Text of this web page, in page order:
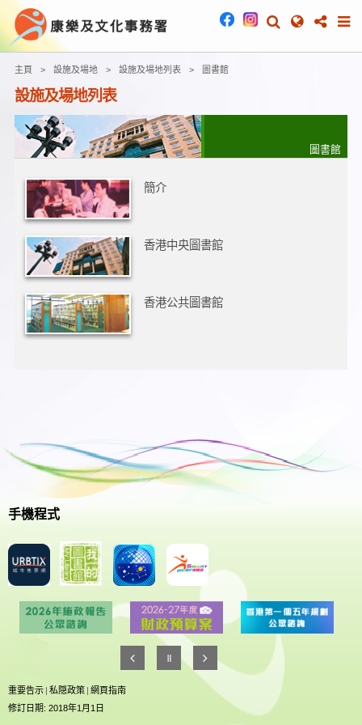
主頁 設施及場地 設施及場地列表 圖書館
設施及場地列表
圖書館
簡介
香港中央圖書館
香港公共圖書館
手機程式
重要告示 | 私隠政策 | 網頁指南
修訂日期: 2018年1月1日